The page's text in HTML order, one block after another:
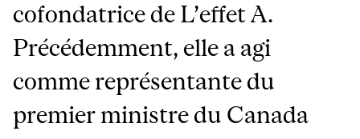
cofondatrice de L’effet A.
Précédemment, elle a agi
comme représentante du
premier ministre du Canada